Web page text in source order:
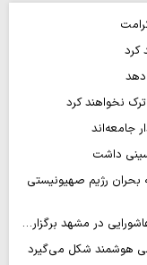
کرد
نخواهند کرد
جامعه‌اند
داشت
رژیم صهیونیستی
در مشهد برگزار…
هوشمند شکل می‌گیرد